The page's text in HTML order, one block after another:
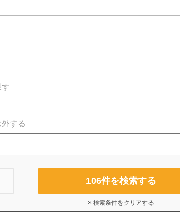
106件を検索する
× 検索条件をクリアする